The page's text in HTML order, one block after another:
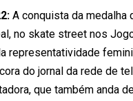
A conquista da medalha
no skate street nos
representatividade
do jornal da rede de
que também anda